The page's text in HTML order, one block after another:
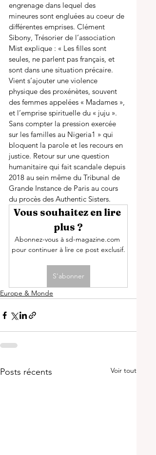
engrenage dans lequel des
mineures sont engluées au coeur de
différentes emprises. Clément
Sibony, Trésorier de l’association
Mist explique : « Les filles sont
seules, ne parlent pas français, et
sont dans une situation précaire.
Vient s’ajouter une violence
physique des proxénètes, souvent
des femmes appelées « Madames »,
et l’emprise spirituelle du « juju ».
Sans compter la pression exercée
sur les familles au Nigeria1 » qui
bloquent la parole et les recours en
justice. Retour sur une question
humanitaire qui fait scandale depuis
2018 au sein même du Tribunal de
Grande Instance de Paris au cours
du procès des Authentic Sisters.
Vous souhaitez en lire
plus ?
Abonnez-vous à sd-magazine.com
pour continuer à lire ce post exclusif.
S'abonner
Europe & Monde
Posts récents Voir tout